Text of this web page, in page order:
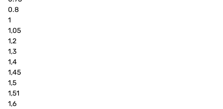
0.8
1
1,05
1,2
1,3
1,4
1,45
1,5
1,51
1,6